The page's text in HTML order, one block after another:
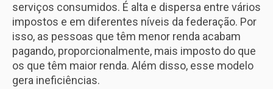
serviços consumidos. É alta e dispersa entre vários
impostos e em diferentes níveis da federação. Por
isso, as pessoas que têm menor renda acabam
pagando, proporcionalmente, mais imposto do que
os que têm maior renda. Além disso, esse modelo
gera ineficiências.